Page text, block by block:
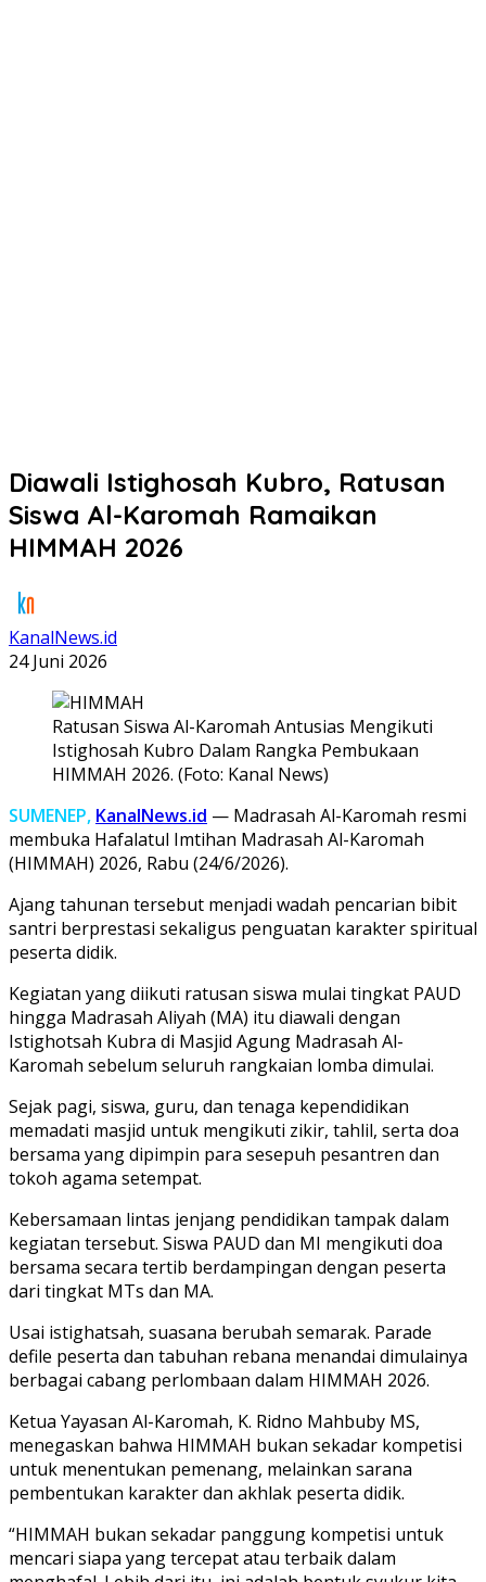
Diawali Istighosah Kubro, Ratusan
Siswa Al-Karomah Ramaikan
HIMMAH 2026
KanalNews.id
24 Juni 2026
Ratusan Siswa Al-Karomah Antusias Mengikuti
Istighosah Kubro Dalam Rangka Pembukaan
HIMMAH 2026. (Foto: Kanal News)
SUMENEP, KanalNews.id — Madrasah Al-Karomah resmi
membuka Hafalatul Imtihan Madrasah Al-Karomah
(HIMMAH) 2026, Rabu (24/6/2026).
Ajang tahunan tersebut menjadi wadah pencarian bibit
santri berprestasi sekaligus penguatan karakter spiritual
peserta didik.
Kegiatan yang diikuti ratusan siswa mulai tingkat PAUD
hingga Madrasah Aliyah (MA) itu diawali dengan
Istighotsah Kubra di Masjid Agung Madrasah Al-
Karomah sebelum seluruh rangkaian lomba dimulai.
Sejak pagi, siswa, guru, dan tenaga kependidikan
memadati masjid untuk mengikuti zikir, tahlil, serta doa
bersama yang dipimpin para sesepuh pesantren dan
tokoh agama setempat.
Kebersamaan lintas jenjang pendidikan tampak dalam
kegiatan tersebut. Siswa PAUD dan MI mengikuti doa
bersama secara tertib berdampingan dengan peserta
dari tingkat MTs dan MA.
Usai istighatsah, suasana berubah semarak. Parade
defile peserta dan tabuhan rebana menandai dimulainya
berbagai cabang perlombaan dalam HIMMAH 2026.
Ketua Yayasan Al-Karomah, K. Ridno Mahbuby MS,
menegaskan bahwa HIMMAH bukan sekadar kompetisi
untuk menentukan pemenang, melainkan sarana
pembentukan karakter dan akhlak peserta didik.
“HIMMAH bukan sekadar panggung kompetisi untuk
mencari siapa yang tercepat atau terbaik dalam